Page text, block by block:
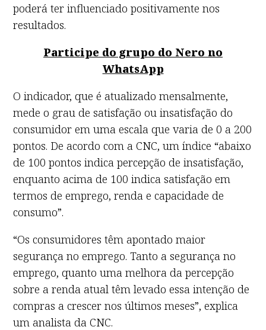
poderá ter influenciado positivamente nos
resultados.
Participe do grupo do Nero no
WhatsApp
O indicador, que é atualizado mensalmente,
mede o grau de satisfação ou insatisfação do
consumidor em uma escala que varia de 0 a 200
pontos. De acordo com a CNC, um índice “abaixo
de 100 pontos indica percepção de insatisfação,
enquanto acima de 100 indica satisfação em
termos de emprego, renda e capacidade de
consumo”.
“Os consumidores têm apontado maior
segurança no emprego. Tanto a segurança no
emprego, quanto uma melhora da percepção
sobre a renda atual têm levado essa intenção de
compras a crescer nos últimos meses”, explica
um analista da CNC.